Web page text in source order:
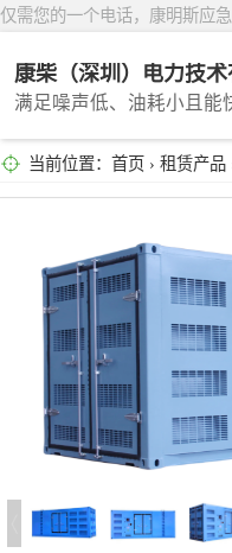
仅需您的一个电话，康明斯应
康柴（深圳）电力技术
当前位置： 首页 › 租赁产品
深圳租赁
广州租赁
惠州租赁
汕头租赁